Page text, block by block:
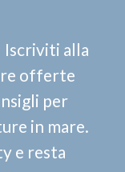
Iscriviti alla
offerte
per
in mare.
e resta